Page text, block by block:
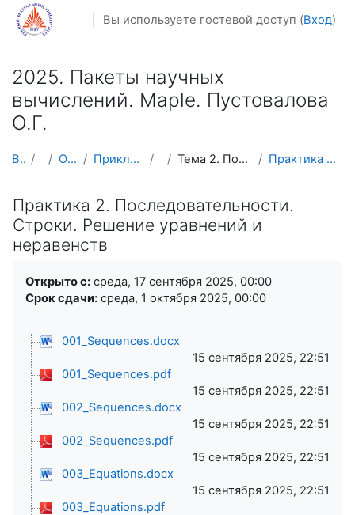
Перейти к основному содержанию
Вы используете гостевой доступ (Вход)
2025. Пакеты научных
вычислений. Maple. Пустовалова
О.Г.
В начало Курсы Осенний семестр Прикладная математика и информатика Maple Тема 2. Последовательности. Строки. Решение уравне... Практика 2. Последовательности. Строки. Решение ур...
Практика 2. Последовательности.
Строки. Решение уравнений и
неравенств
Открыто с: среда, 17 сентября 2025, 00:00
Срок сдачи: среда, 1 октября 2025, 00:00
001_Sequences.docx
15 сентября 2025, 22:51
001_Sequences.pdf
15 сентября 2025, 22:51
002_Sequences.docx
15 сентября 2025, 22:51
002_Sequences.pdf
15 сентября 2025, 22:51
003_Equations.docx
15 сентября 2025, 22:51
003_Equations.pdf